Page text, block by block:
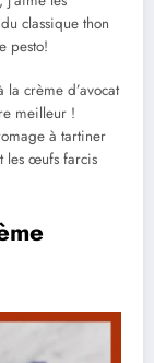
classique thon
pesto!
crème d’avocat
meilleur !
à tartiner
les œufs farcis